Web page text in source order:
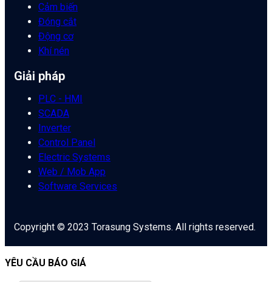
Cảm biến
Đóng cắt
Động cơ
Khí nén
Giải pháp
PLC - HMI
SCADA
Inverter
Control Panel
Electric Systems
Web / Mob App
Software Services
Copyright © 2023 Torasung Systems. All rights reserved.
YÊU CẦU BÁO GIÁ